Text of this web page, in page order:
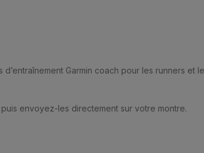
Garmin coach pour les runners et
envoyez-les directement sur votre montre.